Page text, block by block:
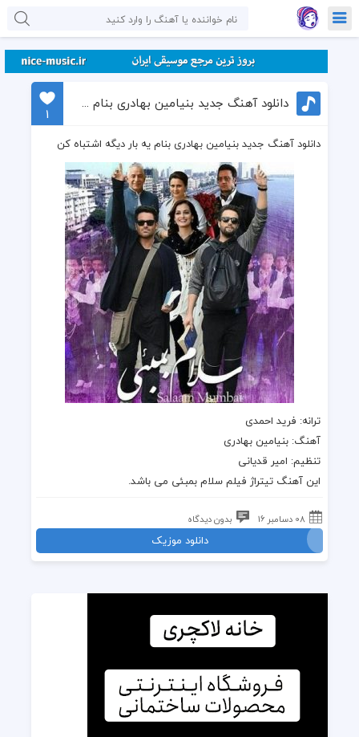
دانلود آهنگ جدید بنیامین بهادری بنام یه بار دیگه اشتباه کن
1
دانلود آهنگ جدید بنیامین بهادری بنام یه بار دیگه اشتباه کن
ترانه: فرید احمدی
آهنگ:بنیامین بهادری
تنظیم: امیر قدیانی
اینآهنگ تیتراژ فیلم سلام بمبئی می باشد.
08 دسامبر 16 بدون دیدگاه
دانلود موزیک